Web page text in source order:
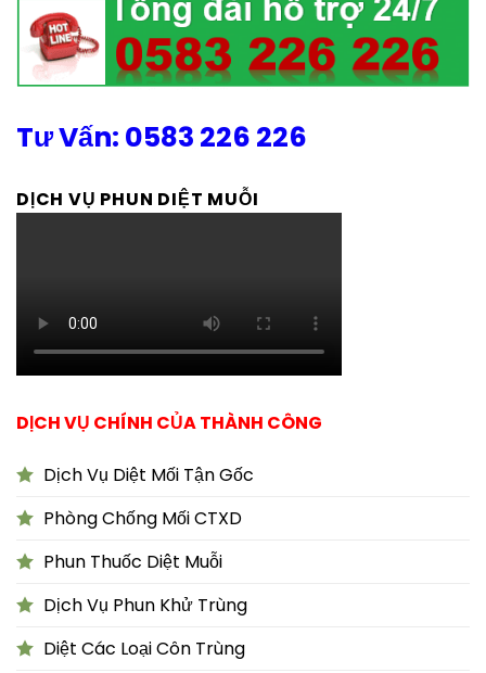
Tư Vấn: 0583 226 226
DỊCH VỤ PHUN DIỆT MUỖI
DỊCH VỤ CHÍNH CỦA THÀNH CÔNG
Dịch Vụ Diệt Mối Tận Gốc
Phòng Chống Mối CTXD
Phun Thuốc Diệt Muỗi
Dịch Vụ Phun Khử Trùng
Diệt Các Loại Côn Trùng